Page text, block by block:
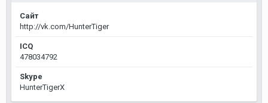
Сайт
http://vk.com/HunterTiger
ICQ
478034792
Skype
HunterTigerX